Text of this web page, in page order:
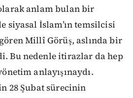
anlam bulan bir
siyasal İslam’ın temsilcisi
Millî Görüş, aslında bir
Bu nedenle itirazlar da hep
anlayışınaydı.
28 Şubat sürecinin